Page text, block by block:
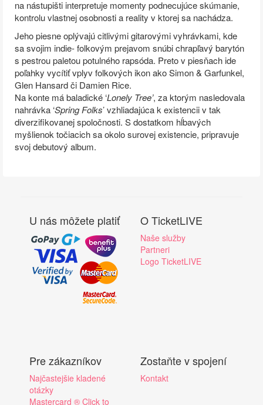
na nástupišti interpretuje momenty podnecujúce skúmanie,
kontrolu vlastnej osobnosti a reality v ktorej sa nachádza.
Jeho piesne oplývajú citlivými gitarovými vyhrávkami, kde
sa svojim indie- folkovým prejavom snúbi chrapľavý barytón
s pestrou paletou potulného rapsóda. Preto v piesňach ide
poľahky vycítiť vplyv folkových ikon ako Simon & Garfunkel,
Glen Hansard či Damien Rice.
Na konte má baladické ‘Lonely Tree’, za ktorým nasledovala
nahrávka ‘Spring Folks’ vzhliadajúca k existencii v tak
diverzifikovanej spoločnosti. S dostatkom hĺbavých
myšlienok točiacich sa okolo surovej existencie, pripravuje
svoj debutový album.
U nás môžete platiť O TicketLIVE
Naše služby
Partneri
Logo TicketLIVE
Pre zákazníkov
Najčastejšie kladené
otázky
Mastercard ® Click to
Zostaňte v spojení
Kontakt